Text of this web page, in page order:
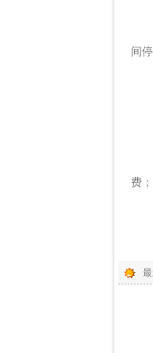
1.
答
间
2.
答
3.
答
费
如
■